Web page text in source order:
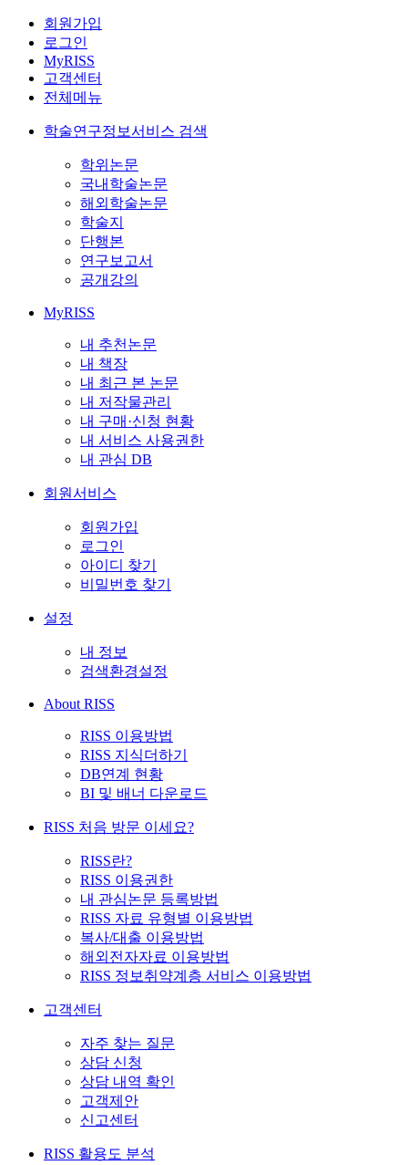
회원가입
로그인
MyRISS
고객센터
전체메뉴
학술연구정보서비스 검색
학위논문
국내학술논문
해외학술논문
학술지
단행본
연구보고서
공개강의
MyRISS
내 추천논문
내 책장
내 최근 본 논문
내 저작물관리
내 구매·신청 현황
내 서비스 사용권한
내 관심 DB
회원서비스
회원가입
로그인
아이디 찾기
비밀번호 찾기
설정
내 정보
검색환경설정
About RISS
RISS 이용방법
RISS 지식더하기
DB연계 현황
BI 및 배너 다운로드
RISS 처음 방문 이세요?
RISS란?
RISS 이용권한
내 관심논문 등록방법
RISS 자료 유형별 이용방법
복사/대출 이용방법
해외전자자료 이용방법
RISS 정보취약계층 서비스 이용방법
고객센터
자주 찾는 질문
상담 신청
상담 내역 확인
고객제안
신고센터
RISS 활용도 분석